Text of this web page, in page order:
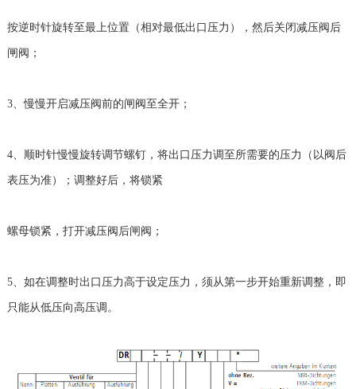
按逆时针旋转至最上位置（相对最低出口压力），然后关闭减压阀后
闸阀；
3、慢慢开启减压阀前的闸阀至全开；
4、顺时针慢慢旋转调节螺钉，将出口压力调至所需要的压力（以阀后
表压为准）；调整好后，将锁紧
螺母锁紧，打开减压阀后闸阀；
5、如在调整时出口压力高于设定压力，须从第一步开始重新调整，即
只能从低压向高压调。